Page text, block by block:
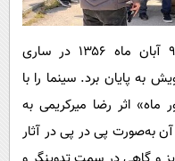
زنده یاد محمد علی سعیدی متولد ۹ آبان ماه ۱۳۵۶ در ساری
به پایان برد. سینما را با
ماه» اثر رضا میرکریمی به
به‌صورت پی در پی در آثار